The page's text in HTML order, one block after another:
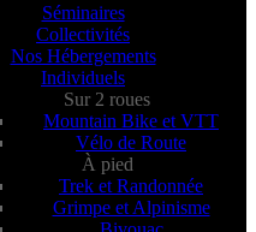
Séminaires
Collectivités
Nos Hébergements
Individuels
Sur 2 roues
Mountain Bike et VTT
Vélo de Route
À pied
Trek et Randonnée
Grimpe et Alpinisme